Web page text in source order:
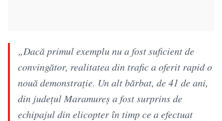
„Dacă primul exemplu nu a fost suficient de
convingător, realitatea din trafic a oferit rapid o
nouă demonstrație. Un alt bărbat, de 41 de ani,
din județul Maramureș a fost surprins de
echipajul din elicopter în timp ce a efectuat